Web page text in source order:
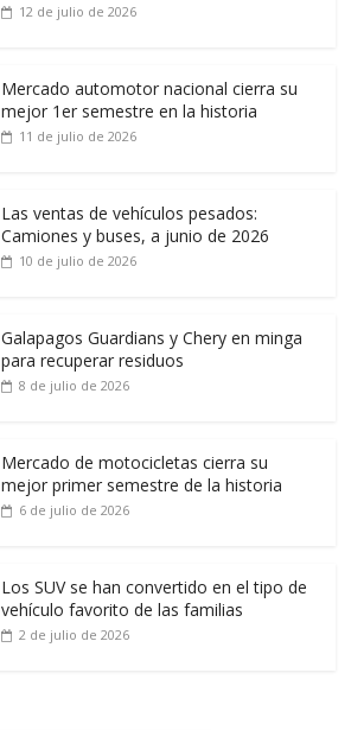
12 de julio de 2026
Mercado automotor nacional cierra su
mejor 1er semestre en la historia
11 de julio de 2026
Las ventas de vehículos pesados:
Camiones y buses, a junio de 2026
10 de julio de 2026
Galapagos Guardians y Chery en minga
para recuperar residuos
8 de julio de 2026
Mercado de motocicletas cierra su
mejor primer semestre de la historia
6 de julio de 2026
Los SUV se han convertido en el tipo de
vehículo favorito de las familias
2 de julio de 2026